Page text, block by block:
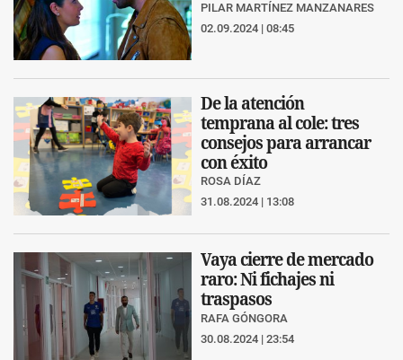
PILAR MARTÍNEZ MANZANARES
02.09.2024 | 08:45
De la atención
temprana al cole: tres
consejos para arrancar
con éxito
ROSA DÍAZ
31.08.2024 | 13:08
Vaya cierre de mercado
raro: Ni fichajes ni
traspasos
RAFA GÓNGORA
30.08.2024 | 23:54